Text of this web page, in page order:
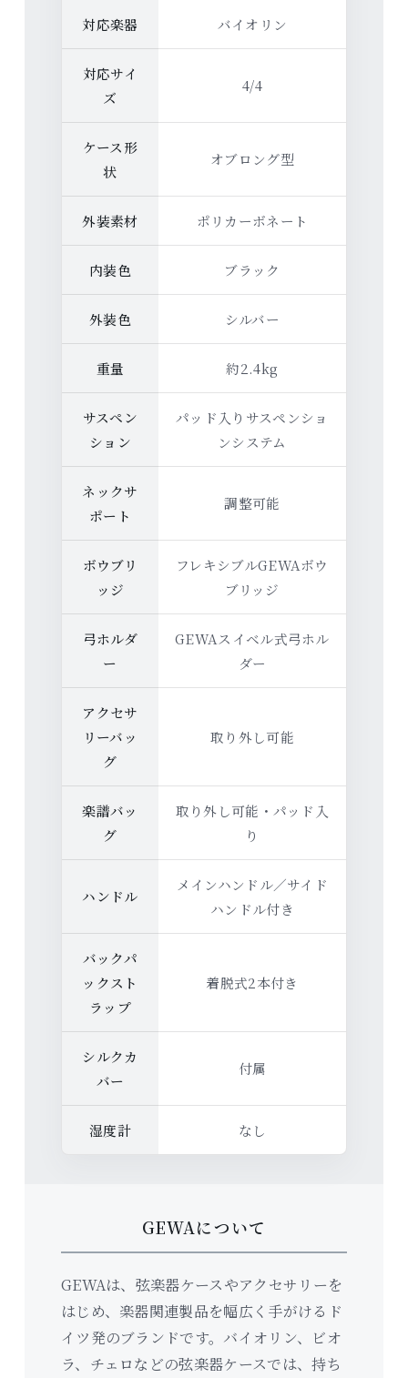
対応楽器 バイオリン
対応サイ
ズ
4/4
ケース形
状
オブロング型
外装素材 ポリカーボネート
内装色 ブラック
外装色 シルバー
重量 約2.4kg
サスペン
ション
パッド入りサスペンショ
ンシステム
ネックサ
ポート
調整可能
ボウブリ
ッジ
フレキシブルGEWAボウ
ブリッジ
弓ホルダ
ー
GEWAスイベル式弓ホル
ダー
アクセサ
リーバッ
グ
取り外し可能
楽譜バッ
グ
取り外し可能・パッド入
り
ハンドル
メインハンドル／サイド
ハンドル付き
バックパ
ックスト
ラップ
着脱式2本付き
シルクカ
バー
付属
湿度計 なし
GEWAについて
GEWAは、弦楽器ケースやアクセサリーを
はじめ、楽器関連製品を幅広く手がけるド
イツ発のブランドです。バイオリン、ビオ
ラ、チェロなどの弦楽器ケースでは、持ち